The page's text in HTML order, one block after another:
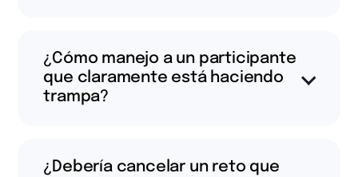
¿Cómo manejo a un participante
que claramente está haciendo
trampa?
¿Debería cancelar un reto que